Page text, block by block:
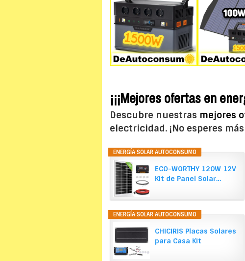
¡¡¡Mejores ofertas en
Descubre nuestras mejores
electricidad. ¡No esperes
ENERGÍA SOLAR AUTOCONSUMO
ECO-WORTHY 120W 12V
Kit de Panel Solar…
ENERGÍA SOLAR AUTOCONSUMO
CHICIRIS Placas Solares
para Casa Kit